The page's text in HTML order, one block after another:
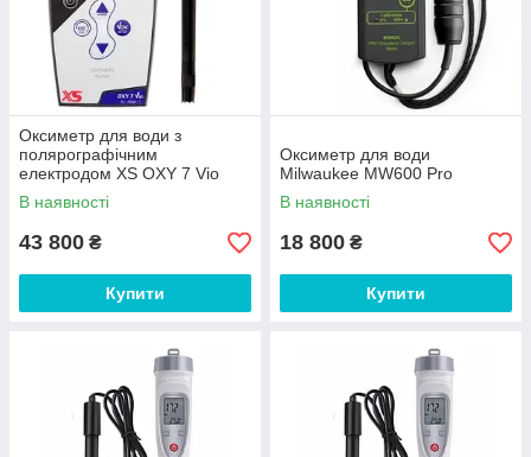
Оксиметр для води з
полярографічним
електродом XS OXY 7 Vio
(кабель 3 м)
В наявності
43 800 ₴
Купити
Оксиметр для води
Milwaukee MW600 Pro
В наявності
18 800 ₴
Купити